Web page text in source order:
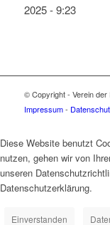
2025 - 9:23
© Copyright - Verein der
Impressum-
Diese Website benutzt
nutzen, gehen wir von
unseren
Datenschutzerklärung.
Einverstanden